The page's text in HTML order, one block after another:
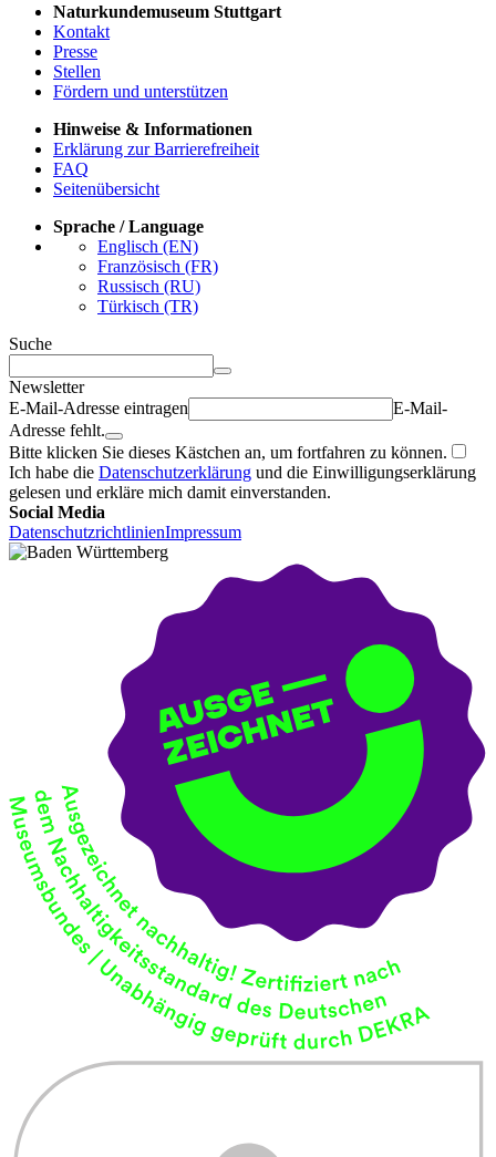
Naturkundemuseum Stuttgart
Kontakt
Presse
Stellen
Fördern und unterstützen
Hinweise & Informationen
Erklärung zur Barrierefreiheit
FAQ
Seitenübersicht
Sprache / Language
Englisch (EN)
Französisch (FR)
Russisch (RU)
Türkisch (TR)
Suche
Newsletter
E-Mail-Adresse eintragen
E-Mail-
Adresse fehlt.
Bitte klicken Sie dieses Kästchen an, um fortfahren zu können.
Ich habe die Datenschutzerklärung und die Einwilligungserklärung
gelesen und erkläre mich damit einverstanden.
Social Media
DatenschutzrichtlinienImpressum